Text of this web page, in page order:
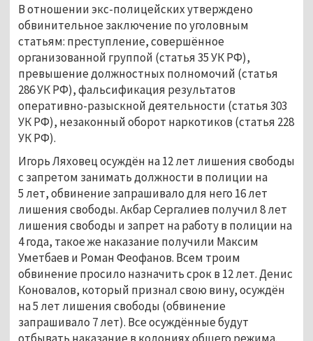
В отношении экс-полицейских утверждено
обвинительное заключение по уголовным
статьям: преступление, совершённое
организованной группой (статья 35 УК РФ),
превышение должностных полномочий (статья
286 УК РФ), фальсификация результатов
оперативно-разыскной деятельности (статья 303
УК РФ), незаконный оборот наркотиков (статья 228
УК РФ).
Игорь Ляховец осуждён на 12 лет лишения свободы
с запретом занимать должности в полиции на
5 лет, обвинение запрашивало для него 16 лет
лишения свободы. Акбар Сергалиев получил 8 лет
лишения свободы и запрет на работу в полиции на
4 года, такое же наказание получили Максим
Уметбаев и Роман Феофанов. Всем троим
обвинение просило назначить срок в 12 лет. Денис
Коновалов, который признал свою вину, осуждён
на 5 лет лишения свободы (обвинение
запрашивало 7 лет). Все осуждённые будут